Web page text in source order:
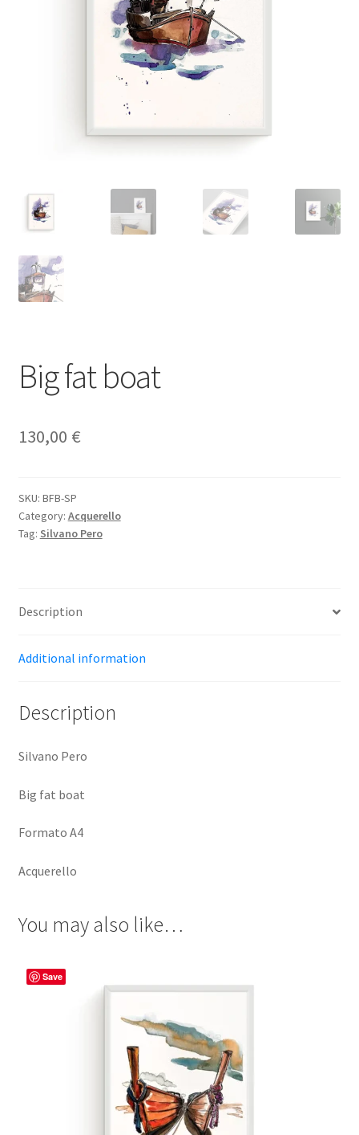
Big fat boat
130,00 €
SKU: BFB-SP
Category: Acquerello
Tag: Silvano Pero
Description
Additional information
Description
Silvano Pero
Big fat boat
Formato A4
Acquerello
You may also like…
Save